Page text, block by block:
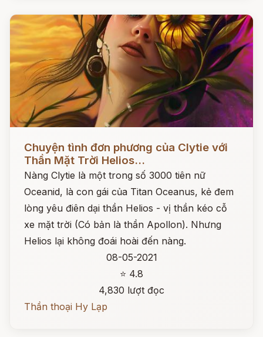
Chuyện tình đơn phương của Clytie với
Thần Mặt Trời Helios...
Nàng Clytie là một trong số 3000 tiên nữ
Oceanid, là con gái của Titan Oceanus, kẻ đem
lòng yêu điên dại thần Helios - vị thần kéo cỗ
xe mặt trời (Có bản là thần Apollon). Nhưng
Helios lại không đoái hoài đến nàng.
08-05-2021
⭐ 4.8
4,830 lượt đọc
Thần thoại Hy Lạp